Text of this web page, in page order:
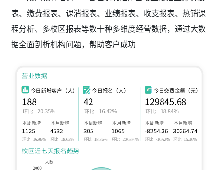
表、缴费报表、课消报表、业绩报表、收支报表、热销课
程分析、多校区报表等数十种多维度经营数据，通过大数
据全面剖析机构问题，帮助客户成功